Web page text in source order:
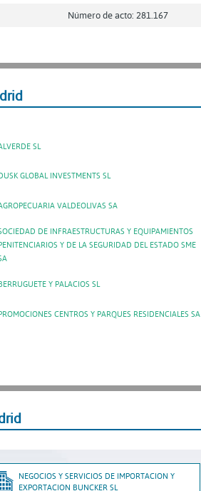
Número de acto: 281.167
SL
GLOBAL INVESTMENTS SL
VALDEOLIVAS SA
DE INFRAESTRUCTURAS Y EQUIPAMIENTOS
Y DE LA SEGURIDAD DEL ESTADO SME
Y PALACIOS SL
CENTROS Y PARQUES RESIDENCIALES SA
NEGOCIOS Y SERVICIOS DE IMPORTACION Y
EXPORTACION BUNCKER SL